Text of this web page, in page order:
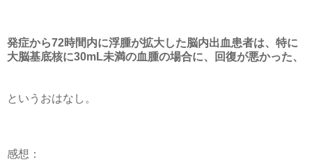
発症から72時間内に浮腫が拡大した脳内出血患者は、特に
大脳基底核に30mL未満の血腫の場合に、回復が悪かった、
というおはなし。
感想：